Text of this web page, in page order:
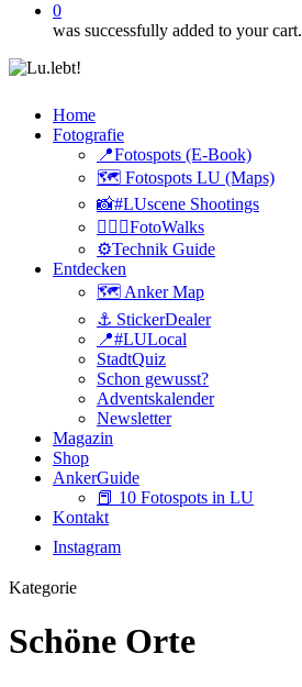
0
was successfully added to your cart.
Home
Fotografie
📍Fotospots (E-Book)
🗺️ Fotospots LU (Maps)
📸#LUscene Shootings
🚶🏻‍♂️FotoWalks
⚙️Technik Guide
Entdecken
🗺️ Anker Map
⚓️ StickerDealer
📍#LULocal
StadtQuiz
Schon gewusst?
Adventskalender
Newsletter
Magazin
Shop
AnkerGuide
📕 10 Fotospots in LU
Kontakt
Instagram
Kategorie
Schöne Orte